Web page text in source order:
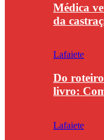
Médica
da
Lafaiete
Do
livro:
Lafaiete